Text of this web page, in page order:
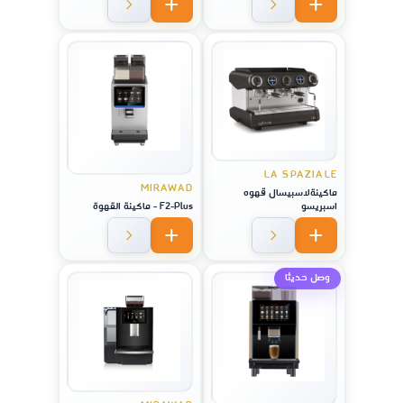
LA SPAZIALE
ماكينةلاسبيسال قهوه
اسبريسو
MIRAWAD
F2-Plus - ماكينة القهوة
وصل حديثا